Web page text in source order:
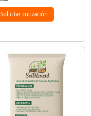
Solicitar cotización